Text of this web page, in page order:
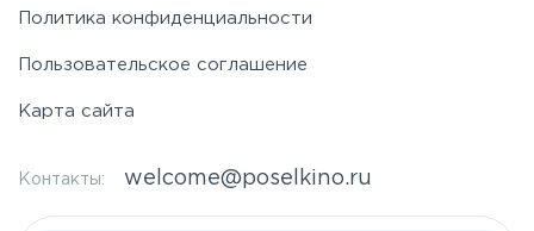
Политика конфиденциальности
Пользовательское соглашение
Карта сайта
Контакты: welcome@poselkino.ru